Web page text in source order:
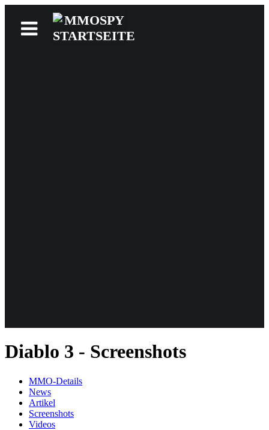
Diablo 3 - Screenshots
MMO-Details
News
Artikel
Screenshots
Videos